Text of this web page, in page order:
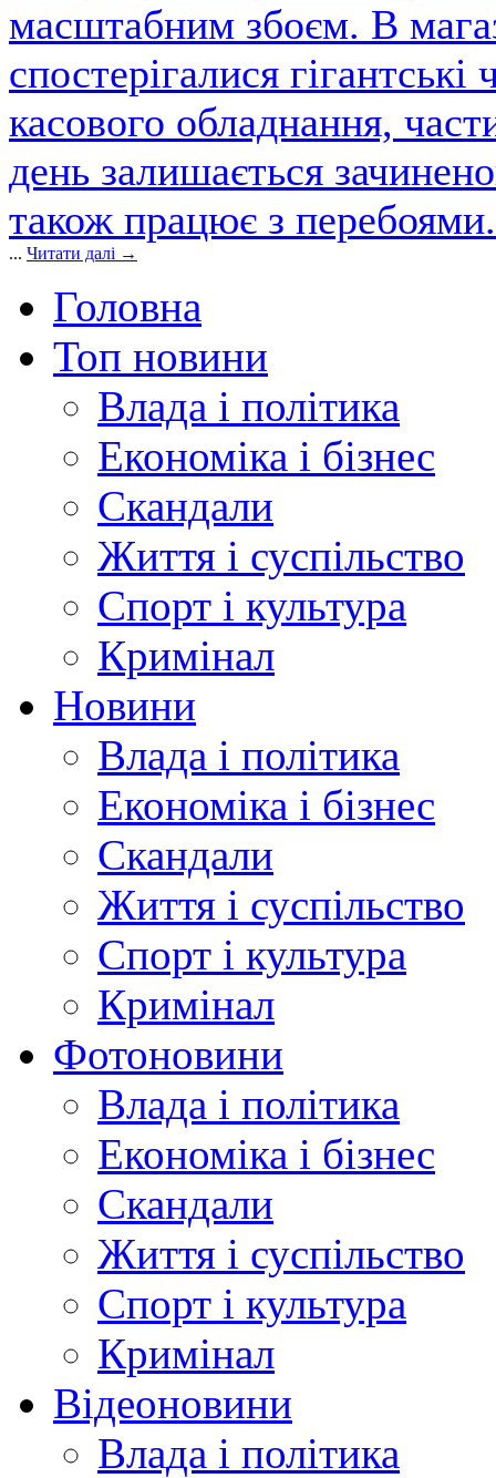
масштабним збоєм. В
спостерігалися
касового обладнання,
день залишається
також працює з
... Читати далі →
Головна
Топ новини
Влада і політика
Економіка і бізнес
Скандали
Життя і суспільство
Спорт і культура
Кримінал
Новини
Влада і політика
Економіка і бізнес
Скандали
Життя і суспільство
Спорт і культура
Кримінал
Фотоновини
Влада і політика
Економіка і бізнес
Скандали
Життя і суспільство
Спорт і культура
Кримінал
Відеоновини
Влада і політика